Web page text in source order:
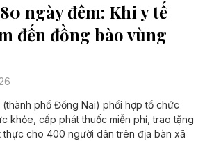
ngày đêm: Khi y tế
đến đồng bào vùng
(thành phố Đồng Nai) phối hợp tổ chức
khỏe, cấp phát thuốc miễn phí, trao tặng
thực cho 400 người dân trên địa bàn xã